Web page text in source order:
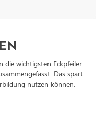
die wichtigsten Eckpfeiler
Das spart
nutzen können.